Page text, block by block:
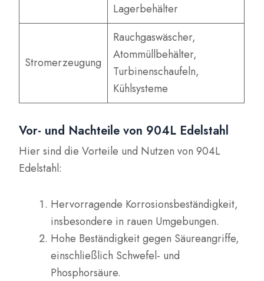
Lagerbehälter
Stromerzeugung
Rauchgaswäscher,
Atommüllbehälter,
Turbinenschaufeln,
Kühlsysteme
Vor- und Nachteile von 904L Edelstahl
Hier sind die Vorteile und Nutzen von 904L
Edelstahl:
Hervorragende Korrosionsbeständigkeit,
insbesondere in rauen Umgebungen.
Hohe Beständigkeit gegen Säureangriffe,
einschließlich Schwefel- und
Phosphorsäure.